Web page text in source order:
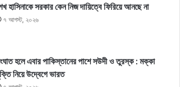
হাসিনাকে সরকার কেন নিজ দায়িত্বে ফিরিয়ে আনছে না
৭ আগস্ট, ২০২৬
হলে এবার পাকিস্তানের পাশে সউদী ও তুরস্ক : মক্কা
নিয়ে উদ্বেগে ভারত